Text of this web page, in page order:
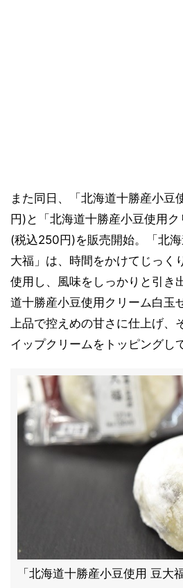
また同日、「北海道十勝産小豆
円)と「北海道十勝産小豆使用ク
(税込250円)を販売開始。「北
大福」は、時間をかけてじっく
使用し、風味をしっかりと引き
道十勝産小豆使用クリーム白玉
上品で控えめの甘さに仕上げ、
イップクリームをトッピングし
「北海道十勝産小豆使用 豆大